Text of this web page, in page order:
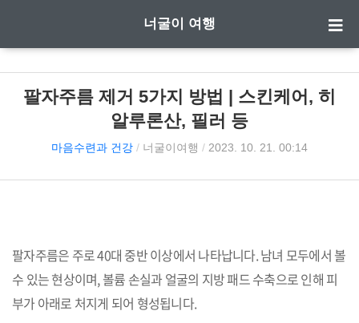
너굴이 여행
팔자주름 제거 5가지 방법 | 스킨케어, 히
알루론산, 필러 등
마음수련과 건강 / 너굴이여행 / 2023. 10. 21. 00:14
팔자주름은 주로 40대 중반 이상에서 나타납니다. 남녀 모두에서 볼
수 있는 현상이며, 볼륨 손실과 얼굴의 지방 패드 수축으로 인해 피
부가 아래로 처지게 되어 형성됩니다.